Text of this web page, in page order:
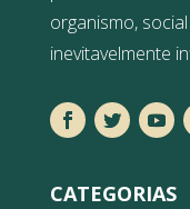
organismo,
inevitavelmente
CATEGORIAS